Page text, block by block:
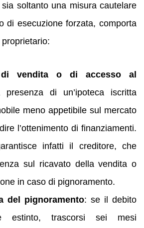
sia soltanto una misura cautelare
di esecuzione forzata, comporta
di vendita o di accesso al
di un’ipoteca iscritta
meno appetibile sul mercato
l’ottenimento di finanziamenti.
infatti il creditore, che
sul ricavato della vendita o
in caso di pignoramento.
del pignoramento: se il debito
estinto, trascorsi sei mesi